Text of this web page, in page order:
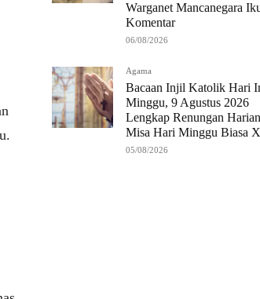
Warganet Mancanegara
Komentar
06/08/2026
Agama
Bacaan Injil Katolik Hari
Minggu, 9 Agustus 2026
Lengkap Renungan
Misa Hari Minggu Biasa
05/08/2026